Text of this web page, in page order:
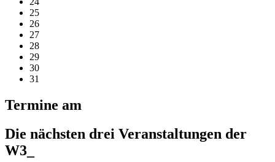
25
26
27
28
29
30
31
Termine am
Die nächsten drei Veranstaltungen der
W3_